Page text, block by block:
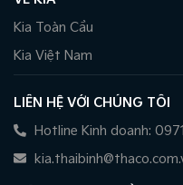
Kia Toàn Cầu
Kia Việt Nam
LIÊN HỆ VỚI CHÚNG TÔI
Hotline Kinh doanh: